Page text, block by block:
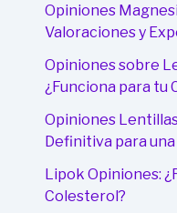
Opiniones
Valoraciones y
Opiniones sobre
¿Funciona para tu
Opiniones
Definitiva para
Lipok Opiniones:
Colesterol?